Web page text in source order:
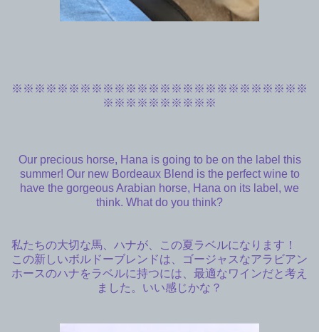
※※※ ※※※ ※※※ ※※※ ※※※ ※※※ ※※※ ※※※ ※※
※ ※※※ ※※※ ※※※
Our precious horse, Hana is going to be on the label this
summer! Our new Bordeaux Blend is the perfect wine to
have the gorgeous Arabian horse, Hana on its label, we
think. What do you think?
私たちの大切な馬、ハナが、この夏ラベルになります！
この新しいボルドーブレンドは、ゴージャスなアラビアン
ホースのハナをラベルに持つには、最適なワインだと考え
ました。いい感じかな？